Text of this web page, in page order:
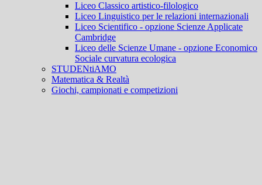
Liceo Classico artistico-filologico
Liceo Linguistico per le relazioni internazionali
Liceo Scientifico - opzione Scienze Applicate
Cambridge
Liceo delle Scienze Umane - opzione Economico
Sociale curvatura ecologica
STUDENtiAMO
Matematica & Realtà
Giochi, campionati e competizioni